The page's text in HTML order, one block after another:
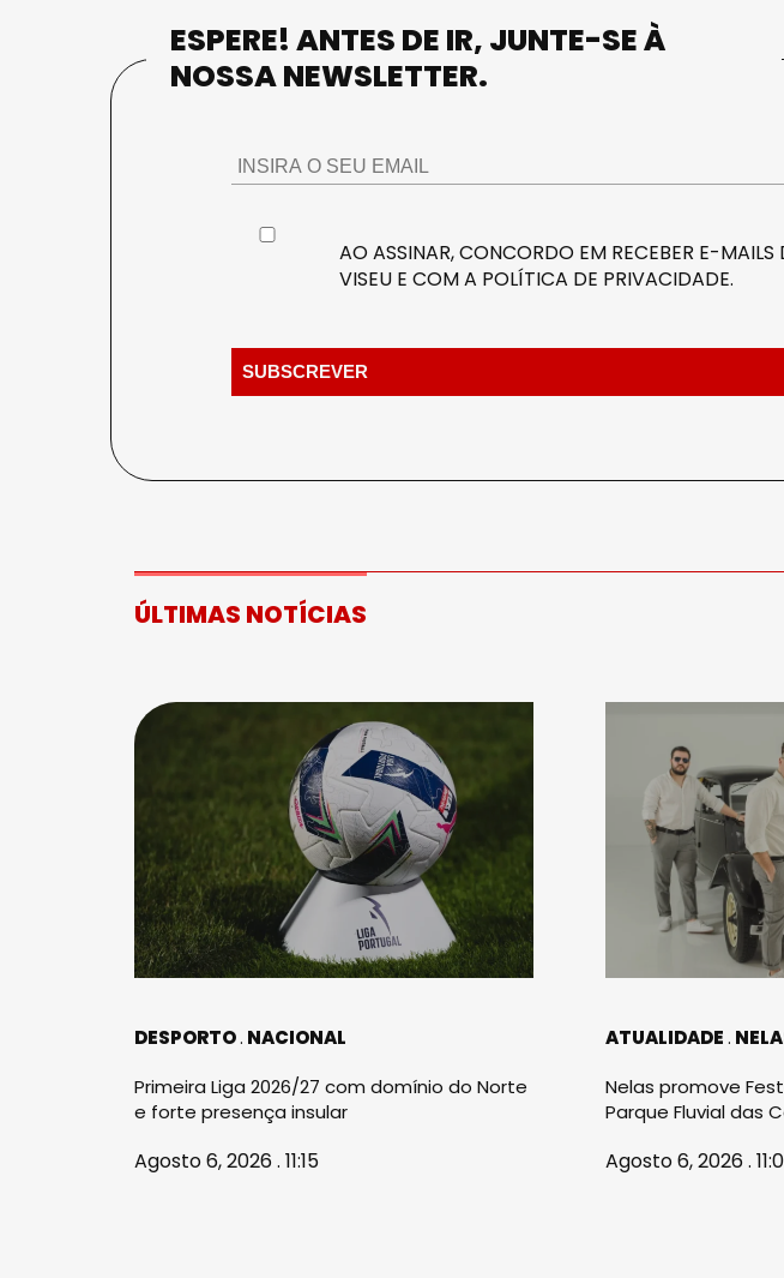
ESPERE! ANTES DE IR, JUNTE-SE À
NOSSA NEWSLETTER.
AO ASSINAR, CONCORDO EM RECEBER E-MAILS
VISEU E COM A POLÍTICA DE PRIVACIDADE.
ÚLTIMAS NOTÍCIAS
DESPORTO NACIONAL
Primeira Liga 2026/27 com domínio do Norte
e forte presença insular
Agosto 6, 2026 . 11:15
ATUALIDADE
Nelas promove
Parque Fluvial das
Agosto 6, 2026 .